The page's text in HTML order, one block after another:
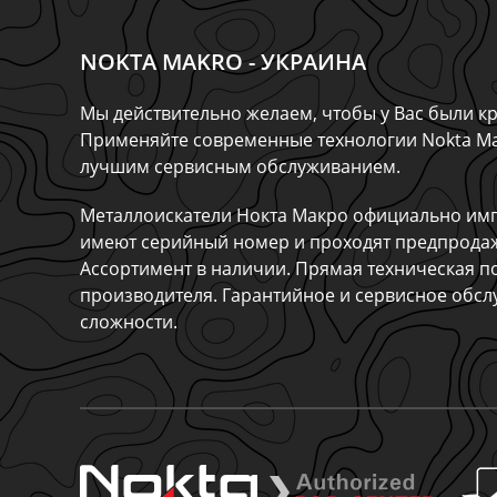
NOKTA MAKRO - УКРАИНА
Мы действительно желаем, чтобы у Вас были
Применяйте современные технологии Nokta
лучшим сервисным обслуживанием.
Металлоискатели Нокта Макро официально
имеют серийный номер и проходят
Ассортимент в наличии. Прямая техническая
производителя. Гарантийное и сервисное
сложности.